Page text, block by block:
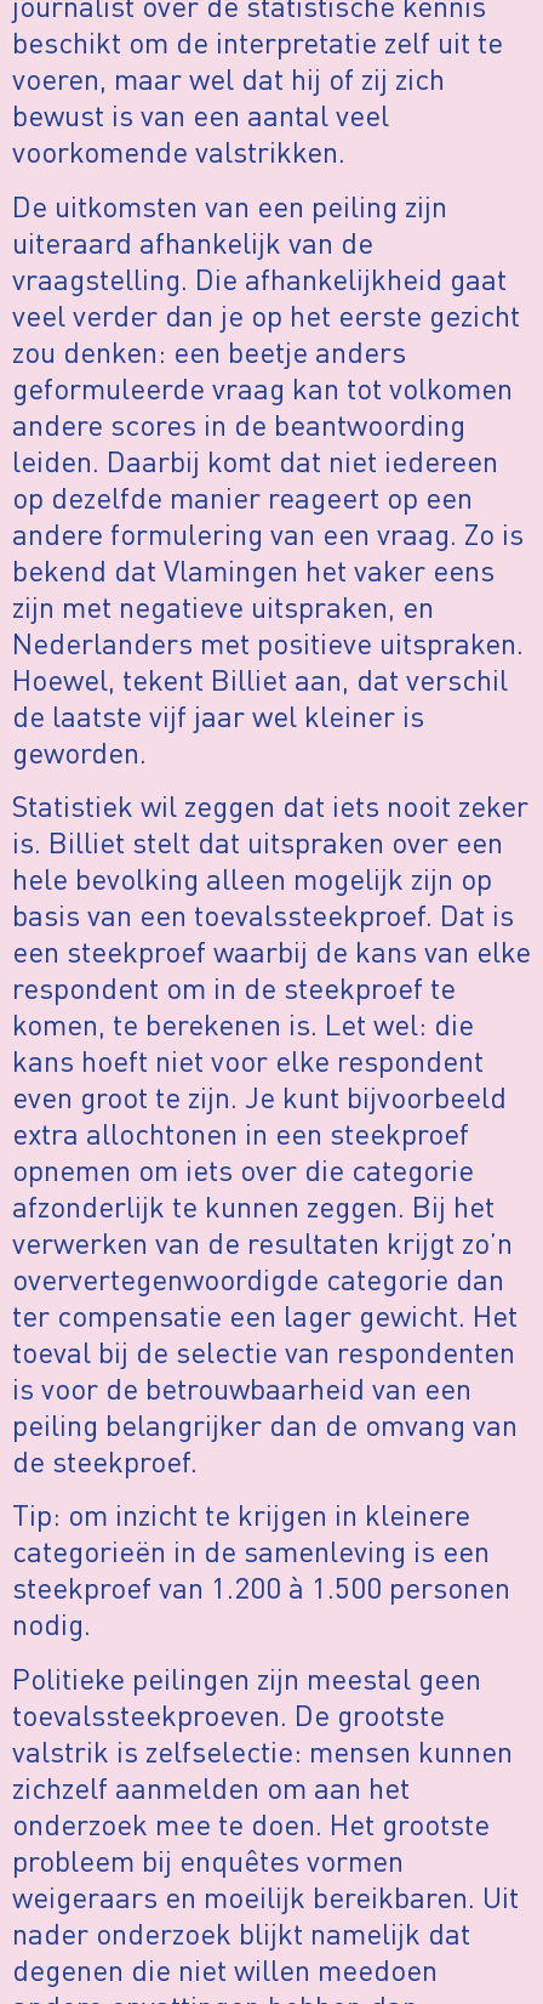
beschikt om de interpretatie zelf uit te
voeren, maar wel dat hij of zij zich
bewust is van een aantal veel
voorkomende valstrikken.
De uitkomsten van een peiling zijn
uiteraard afhankelijk van de
vraagstelling. Die afhankelijkheid gaat
veel verder dan je op het eerste gezicht
zou denken: een beetje anders
geformuleerde vraag kan tot volkomen
andere scores in de beantwoording
leiden. Daarbij komt dat niet iedereen
op dezelfde manier reageert op een
andere formulering van een vraag. Zo is
bekend dat Vlamingen het vaker eens
zijn met negatieve uitspraken, en
Nederlanders met positieve uitspraken.
Hoewel, tekent Billiet aan, dat verschil
de laatste vijf jaar wel kleiner is
geworden.
Statistiek wil zeggen dat iets nooit zeker
is. Billiet stelt dat uitspraken over een
hele bevolking alleen mogelijk zijn op
basis van een toevalssteekproef. Dat is
een steekproef waarbij de kans van elke
respondent om in de steekproef te
komen, te berekenen is. Let wel: die
kans hoeft niet voor elke respondent
even groot te zijn. Je kunt bijvoorbeeld
extra allochtonen in een steekproef
opnemen om iets over die categorie
afzonderlijk te kunnen zeggen. Bij het
verwerken van de resultaten krijgt zo’n
oververtegenwoordigde categorie dan
ter compensatie een lager gewicht. Het
toeval bij de selectie van respondenten
is voor de betrouwbaarheid van een
peiling belangrijker dan de omvang van
de steekproef.
Tip: om inzicht te krijgen in kleinere
categorieën in de samenleving is een
steekproef van 1.200 à 1.500 personen
nodig.
Politieke peilingen zijn meestal geen
toevalssteekproeven. De grootste
valstrik is zelfselectie: mensen kunnen
zichzelf aanmelden om aan het
onderzoek mee te doen. Het grootste
probleem bij enquêtes vormen
weigeraars en moeilijk bereikbaren. Uit
nader onderzoek blijkt namelijk dat
degenen die niet willen meedoen